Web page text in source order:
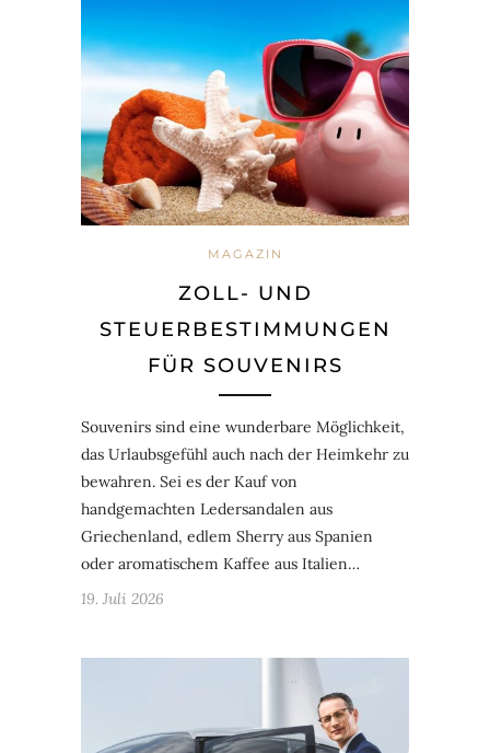
MAGAZIN
ZOLL- UND
STEUERBESTIMMUNGEN
FÜR SOUVENIRS
Souvenirs sind eine wunderbare Möglichkeit,
das Urlaubsgefühl auch nach der Heimkehr zu
bewahren. Sei es der Kauf von
handgemachten Ledersandalen aus
Griechenland, edlem Sherry aus Spanien
oder aromatischem Kaffee aus Italien…
19. Juli 2026